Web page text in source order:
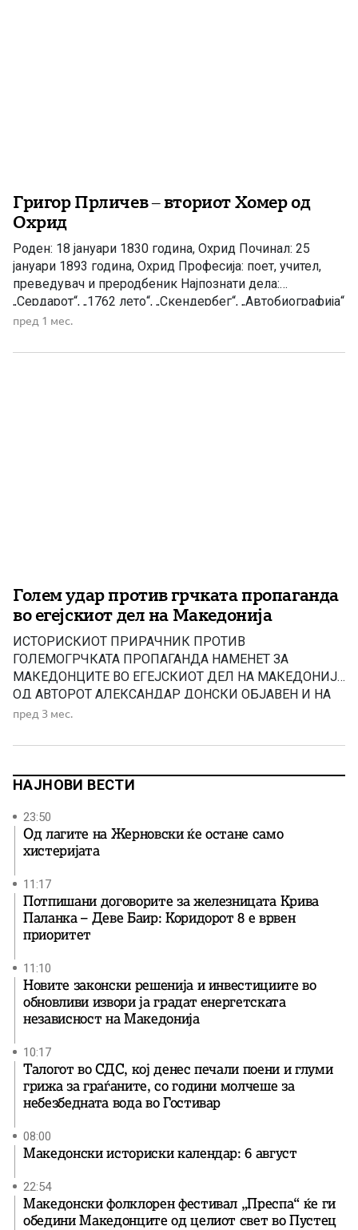
Григор Прличев – вториот Хомер од
Охрид
Роден: 18 јануари 1830 година, Охрид Починал: 25
јануари 1893 година, Охрид Професија: поет, учител,
преведувач и преродбеник Најпознати дела:
„Сердарот“, „1762 лето“, „Скендербег“, „Автобиографија“
Признание: „Вториот Хомер“ по победата на поетскиот
најголемите имиња во македонската културна и
пред 1 мес.
Голем удар против грчката пропаганда
во егејскиот дел на Македонија
ИСТОРИСКИOT ПРИРАЧНИК ПРОТИВ
ГОЛЕМОГРЧКАТА ПРОПАГАНДА НАМЕНЕТ ЗА
МАКЕДОНЦИТЕ ВО ЕГEЈСКИОТ ДЕЛ НА МАКЕДОНИЈА
ОД АВТОРОТ АЛЕКСАНДАР ДОНСКИ ОБЈАВЕН И НА
ГРЧКИ ЈАЗИК! Пред извесно време МН објави
ПРИРАЧНИК ПРОТИВ ГОЛЕМОГРЧКАТА
ЕГEЈСКИОТ ДЕЛ НА МАКЕДОНИЈА од авторот
формат е објавена […]
пред 3 мес.
НАЈНОВИ ВЕСТИ
23:50
Од лагите на Жерновски ќе остане само
хистеријата
11:17
Потпишани договорите за железницата Крива
Паланка – Деве Баир: Коридорот 8 е врвен
приоритет
11:10
Новите законски решенија и инвестициите во
обновливи извори ја градат енергетската
независност на Македонија
10:17
Талогот во СДС, кој денес печали поени и глуми
грижа за граѓаните, со години молчеше за
небезбедната вода во Гостивар
08:00
Македонски историски календар: 6 август
22:54
Македонски фолклорен фестивал „Преспа“ ќе ги
обедини Македонците од целиот свет во Пустец